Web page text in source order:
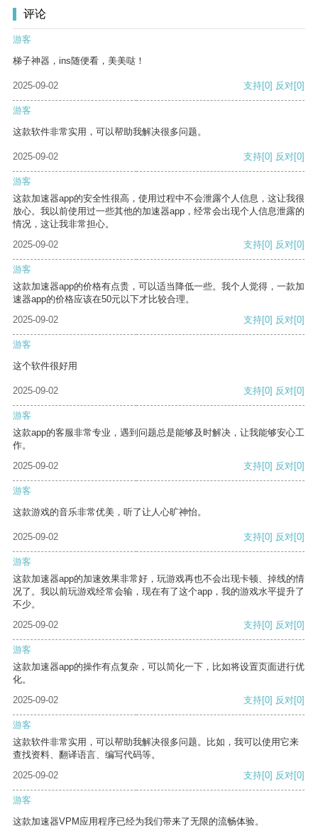
评论
游客
梯子神器，ins随便看，美美哒！
2025-09-02 支持[0] 反对[0]
游客
这款软件非常实用，可以帮助我解决很多问题。
2025-09-02 支持[0] 反对[0]
游客
这款加速器app的安全性很高，使用过程中不会泄露个人信息，这让我很
放心。我以前使用过一些其他的加速器app，经常会出现个人信息泄露的
情况，这让我非常担心。
2025-09-02
支持[0] 反对[0]
游客
这款加速器app的价格有点贵，可以适当降低一些。我个人觉得，一款加
速器app的价格应该在50元以下才比较合理。
2025-09-02
支持[0] 反对[0]
游客
这个软件很好用
2025-09-02 支持[0] 反对[0]
游客
这款app的客服非常专业，遇到问题总是能够及时解决，让我能够安心工
作。
2025-09-02
支持[0] 反对[0]
游客
这款游戏的音乐非常优美，听了让人心旷神怡。
2025-09-02 支持[0] 反对[0]
游客
这款加速器app的加速效果非常好，玩游戏再也不会出现卡顿、掉线的情
况了。我以前玩游戏经常会输，现在有了这个app，我的游戏水平提升了
不少。
2025-09-02
支持[0] 反对[0]
游客
这款加速器app的操作有点复杂，可以简化一下，比如将设置页面进行优
化。
2025-09-02
支持[0] 反对[0]
游客
这款软件非常实用，可以帮助我解决很多问题。比如，我可以使用它来
查找资料、翻译语言、编写代码等。
2025-09-02
支持[0] 反对[0]
游客
这款加速器VPM应用程序已经为我们带来了无限的流畅体验。